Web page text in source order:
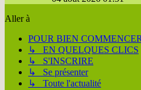
Aller à
POUR BIEN
↳ EN QUELQUES CLICS
↳ S'INSCRIRE
↳ Se présenter
↳ Toute l'actualité